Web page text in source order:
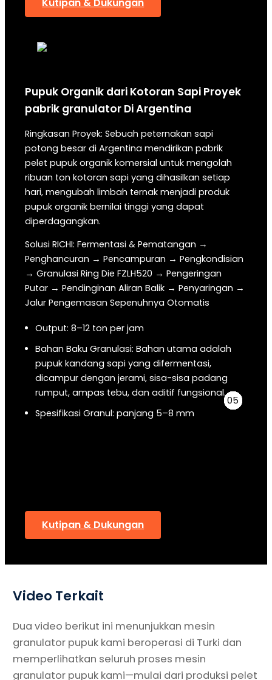
01
02
03
Kutipan & Dukungan
04
Pupuk Organik dari Kotoran Sapi Proyek
pabrik granulator DiArgentina
Ringkasan Proyek: Sebuah peternakan sapi
potong besar di Argentina mendirikan pabrik
pelet pupuk organik komersial untuk mengolah
ribuan ton kotoran sapi yang dihasilkan setiap
hari, mengubah limbah ternak menjadi produk
pupuk organik bernilai tinggi yang dapat
diperdagangkan.
Solusi RICHI: Fermentasi & Pematangan →
Penghancuran → Pencampuran → Pengkondisian
→ Granulasi Ring Die FZLH520 → Pengeringan
Putar → Pendinginan Aliran Balik → Penyaringan →
Jalur Pengemasan Sepenuhnya Otomatis
Output: 8–12 ton per jam
Bahan Baku Granulasi: Bahan utama adalah
pupuk kandang sapi yang difermentasi,
dicampur dengan jerami, sisa-sisa padang
rumput, ampas tebu, dan aditif fungsional.
Spesifikasi Granul: panjang 5–8 mm
Kutipan & Dukungan
05
Video Terkait
Dua video berikut ini menunjukkan mesin
granulator pupuk kami beroperasi di Turki dan
memperlihatkan seluruh proses mesin
granulator pupuk kami—mulai dari produksi pelet